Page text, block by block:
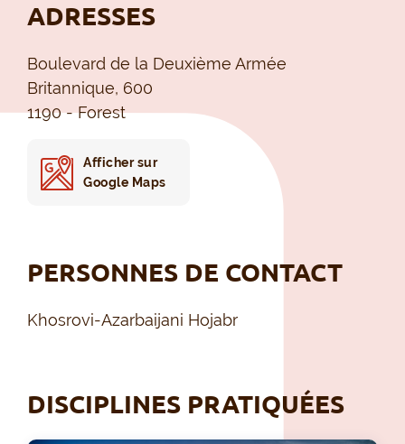
ADRESSES
Boulevard de la Deuxième Armée
Britannique, 600
1190 - Forest
Afficher sur
Google Maps
PERSONNES DE CONTACT
Khosrovi-Azarbaijani Hojabr
DISCIPLINES PRATIQUÉES